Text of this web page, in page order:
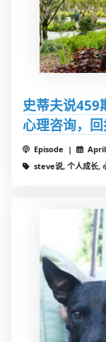
史蒂夫说459
心理咨询，
Episode |
steve说, 个人成长,